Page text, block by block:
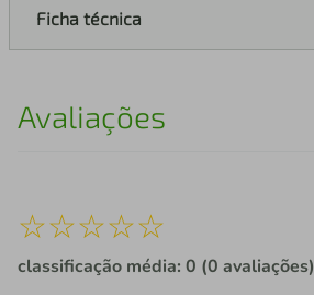
Ficha técnica
Avaliações
☆☆☆☆☆
classificação média: 0 (0 avaliações)